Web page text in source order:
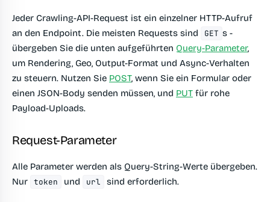
Jeder Crawling-API-Request ist ein einzelner HTTP-Aufruf
an den Endpoint. Die meisten Requests sind
GET s -
übergeben Sie die unten aufgeführten Query-Parameter,
um Rendering, Geo, Output-Format und Async-Verhalten
zu steuern. Nutzen Sie POST, wenn Sie ein Formular oder
einen JSON-Body senden müssen, und PUT für rohe
Payload-Uploads.
Request-Parameter
Alle Parameter werden als Query-String-Werte übergeben.
Nur token und url sind erforderlich.